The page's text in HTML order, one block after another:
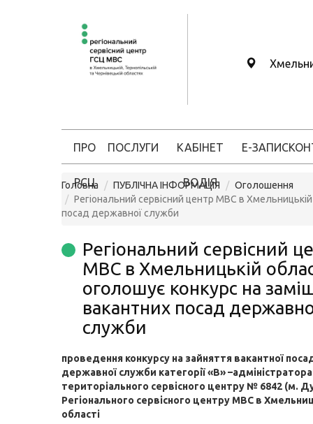
ПРО
РСЦ
ПОСЛУГИ КАБІНЕТ
ВОДІЯ
Е-ЗАПИС
Головна ПУБЛІЧНА ІНФОРМАЦІЯ
Оголошення
Регіональний сервісний центр МВС в
посад державної служби
Регіональний сервісний
МВС в Хмельницькій
оголошує конкурс на
вакантних посад
служби
проведення конкурсу на зайняття вакантної
державної служби категорії «В» –адміністратора
територіального сервісного центру № 6842 (м.
Регіонального сервісного центру МВС в
області